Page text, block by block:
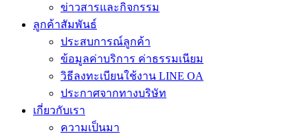
ข่าวสารและกิจกรรม
ลูกค้าสัมพันธ์
ประสบการณ์ลูกค้า
ข้อมูลค่าบริการ ค่าธรรมเนียม
วิธีลงทะเบียนใช้งาน LINE OA
ประกาศจากทางบริษัท
เกี่ยวกับเรา
ความเป็นมา